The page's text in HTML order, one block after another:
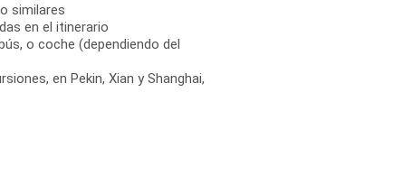
similares
en el itinerario
o coche (dependiendo del
en Pekin, Xian y Shanghai,